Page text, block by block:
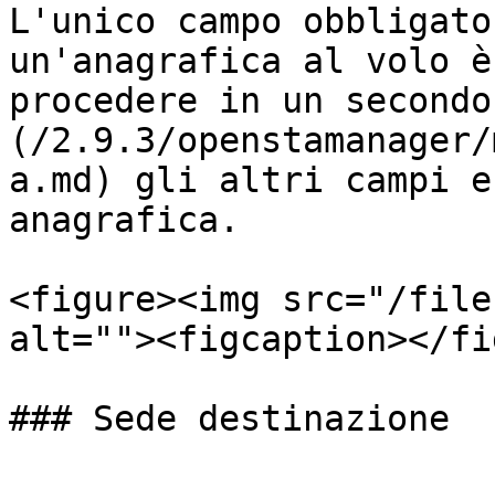
L'unico campo
un'anagrafica al volo
procedere in un
(/2.9.3/
a.md) gli altri campi
anagrafica.
<figure><img src="/files/
alt=""><figcaption></
### Sede destinazione